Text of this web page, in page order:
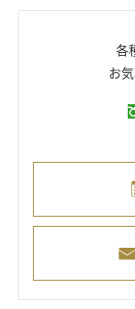
各
お